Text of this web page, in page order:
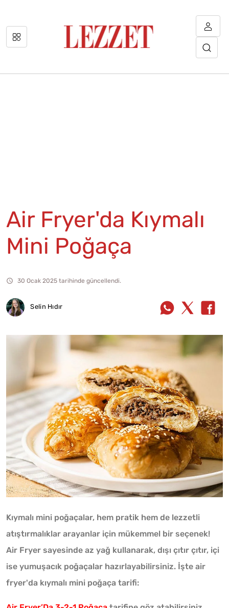
Air Fryer'da Kıymalı
Mini Poğaça
30 Ocak 2025 tarihinde güncellendi.
Selin Hıdır
Kıymalı mini poğaçalar, hem pratik hem de lezzetli
atıştırmalıklar arayanlar için mükemmel bir seçenek!
Air Fryer sayesinde az yağ kullanarak, dışı çıtır çıtır, içi
ise yumuşacık poğaçalar hazırlayabilirsiniz. İşte air
fryer'da kıymalı mini poğaça tarifi: